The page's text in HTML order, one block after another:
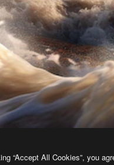
す。 AI画像生成ツールを使うと
“Accept All Cookies”, you